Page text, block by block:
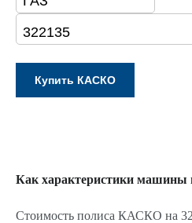
Как характеристики
Стоимость полиса КАСКО на